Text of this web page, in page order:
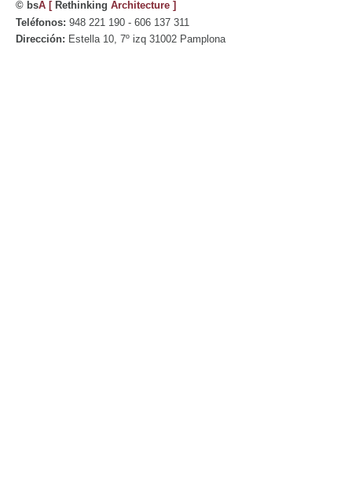
© bsA [Rethinking Architecture ]
Teléfonos: 948 221 190 - 606 137 311
Dirección: Estella 10, 7º izq 31002 Pamplona